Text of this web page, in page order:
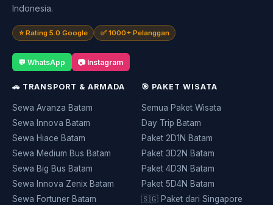
Indonesia.
⭐ Rating 5.0 Google ✅ 1000+ Pelanggan
💬 WhatsApp 📷 Instagram
🚗 TRANSPORT & ARMADA
Sewa Avanza Batam
Sewa Innova Batam
Sewa Hiace Batam
Sewa Medium Bus Batam
Sewa Big Bus Batam
Sewa Innova Zenix Batam
Sewa Fortuner Batam
🎯 PAKET WISATA
Semua Paket Wisata
Day Trip Batam
Paket 2D1N Batam
Paket 3D2N Batam
Paket 4D3N Batam
Paket 5D4N Batam
🇸🇬 Paket dari Singapore